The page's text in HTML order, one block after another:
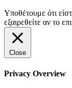
Υποθέτουμε ότι
εξαιρεθείτε αν το
Close
Privacy Overview